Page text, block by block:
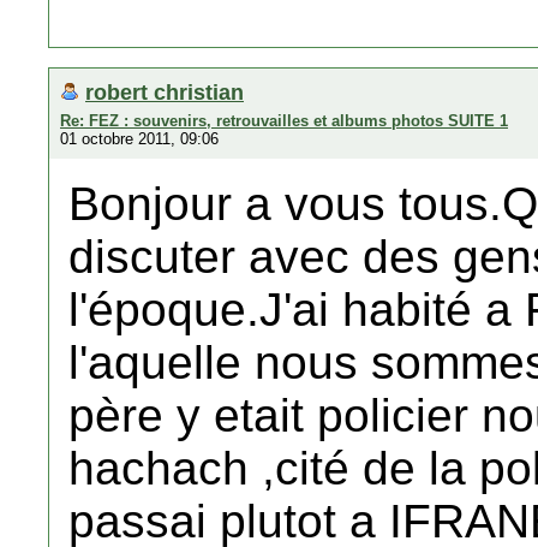
robert christian
Re: FEZ : souvenirs, retrouvailles et albums photos SUITE 1
01 octobre 2011, 09:06
Bonjour a vous
discuter avec des
l'époque.J'ai habité a
l'aquelle nous
père y etait policier
hachach ,cité de la
passai plutot a